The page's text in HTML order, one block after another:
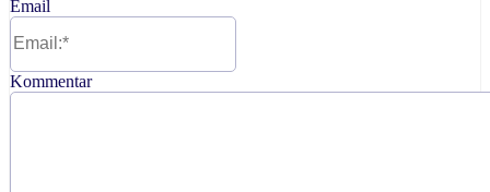
Email
Kommentar